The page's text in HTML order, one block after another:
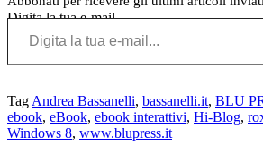
Digita la tua e-mail...
Tag Andrea Bassanelli, bassanelli.it, BLU
ebook, eBook, ebook interattivi, Hi-Blog,
Windows 8, www.blupress.it